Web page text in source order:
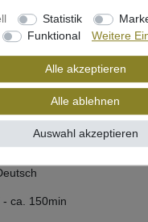
Wallerangeln mit
- ca. 150min
Statistik
Funktional Weitere
Alle akzeptieren
Alle ablehnen
Auswahl akzeptieren